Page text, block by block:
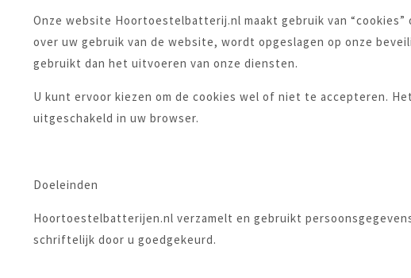
Onze website Hoortoestelbatterij.nl maakt gebruik van
over uw gebruik van de website, wordt opgeslagen op onze
gebruikt dan het uitvoeren van onze diensten.
U kunt ervoor kiezen om de cookies wel of niet te accepteren.
uitgeschakeld in uw browser.
Doeleinden
Hoortoestelbatterijen.nl verzamelt en gebruikt
schriftelijk door u goedgekeurd.